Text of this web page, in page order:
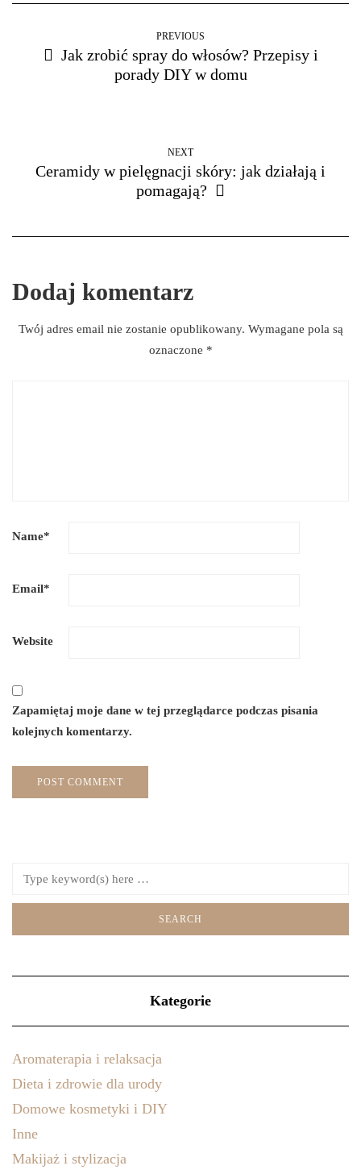
PREVIOUS
Jak zrobić spray do włosów? Przepisy i
porady DIY w domu
NEXT
Ceramidy w pielęgnacji skóry: jak działają i
pomagają?
Dodaj komentarz
Twój adres email nie zostanie opublikowany. Wymagane pola są
oznaczone *
Name*
Email*
Website
Zapamiętaj moje dane w tej przeglądarce podczas pisania
kolejnych komentarzy.
Kategorie
Aromaterapia i relaksacja
Dieta i zdrowie dla urody
Domowe kosmetyki i DIY
Inne
Makijaż i stylizacja